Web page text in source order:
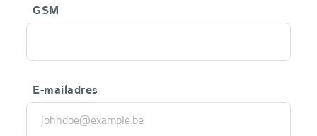
GSM
E-mailadres